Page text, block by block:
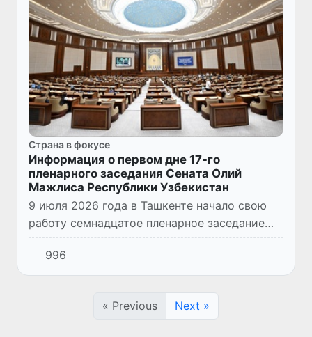
Страна в фокусе
Информация о первом дне 17-го
пленарного заседания Сената Олий
Мажлиса Республики Узбекистан
9 июля 2026 года в Ташкенте начало свою
работу семнадцатое пленарное заседание
Сената Олий Мажлиса Республики
Узбекистан.
996
« Previous Next »